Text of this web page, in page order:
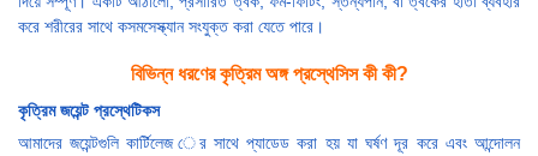
করে শরীরের সাথে কসমসেস্ক্যান সংযুক্ত করা যেতে পারে।
বিভিন্ন ধরণের কৃত্রিম অঙ্গ প্রস্থেসিস কী কী?
কৃত্রিম জয়েন্ট প্রস্থেটিকস
আমাদের জয়েন্টগুলি কার্টিলেজ ের সাথে প্যাডেড করা হয় যা ঘর্ষণ দূর করে এবং আন্দোলন